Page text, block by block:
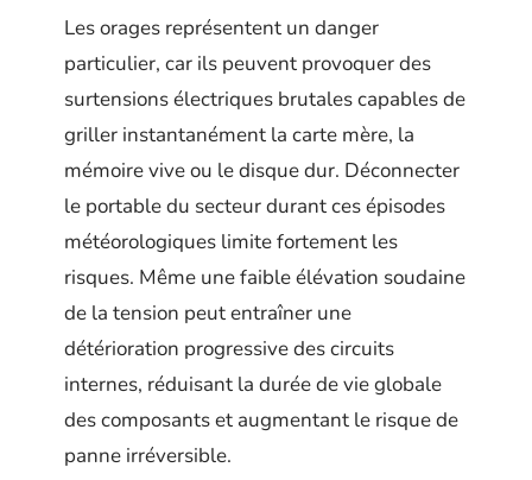
Les orages représentent un danger
particulier, car ils peuvent provoquer des
surtensions électriques brutales capables de
griller instantanément la carte mère, la
mémoire vive ou le disque dur. Déconnecter
le portable du secteur durant ces épisodes
météorologiques limite fortement les
risques. Même une faible élévation soudaine
de la tension peut entraîner une
détérioration progressive des circuits
internes, réduisant la durée de vie globale
des composants et augmentant le risque de
panne irréversible.